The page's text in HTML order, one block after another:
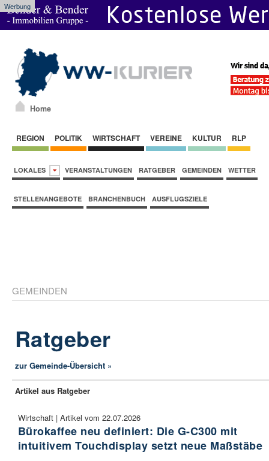
Werbung
Home
REGION POLITIK WIRTSCHAFT VEREINE KULTUR RLP
LOKALES VERANSTALTUNGEN RATGEBER GEMEINDEN WETTER
STELLENANGEBOTE BRANCHENBUCH AUSFLUGSZIELE
GEMEINDEN
Ratgeber
zur Gemeinde-Übersicht »
Artikel aus Ratgeber
Wirtschaft | Artikel vom 22.07.2026
Bürokaffee neu definiert: Die G-C300 mit
intuitivem Touchdisplay setzt neue Maßstäbe